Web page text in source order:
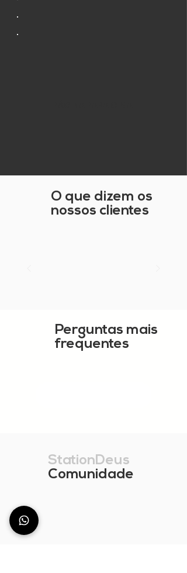
O que dizem os
nossos clientes
Perguntas mais
frequentes
StationDeus
Comunidade